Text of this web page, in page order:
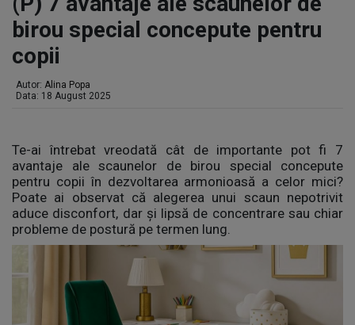
birou special concepute pentru
copii
Autor: Alina Popa
Data: 18 August 2025
Te-ai întrebat vreodată cât de importante pot fi 7
avantaje ale scaunelor de birou special concepute
pentru copii în dezvoltarea armonioasă a celor mici?
Poate ai observat că alegerea unui scaun nepotrivit
aduce disconfort, dar și lipsă de concentrare sau chiar
probleme de postură pe termen lung.